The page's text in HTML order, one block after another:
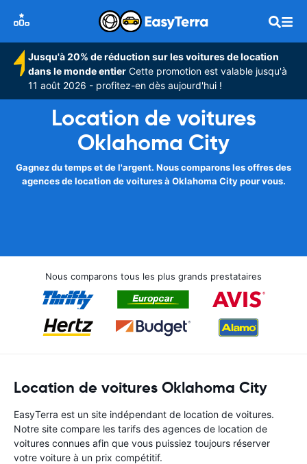
Jusqu'à 20% de réduction sur les voitures de location
dans le monde entier Cette promotion est valable jusqu'à
11 août 2026 - profitez-en dès aujourd'hui !
Location de voitures
Oklahoma City
Gagnez du temps et de l'argent. Nous comparons les offres des
agences de location de voitures à Oklahoma City pour vous.
Nous comparons tous les plus grands prestataires
Location de voitures Oklahoma City
EasyTerra est un site indépendant de location de voitures.
Notre site compare les tarifs des agences de location de
voitures connues afin que vous puissiez toujours réserver
votre voiture à un prix compétitif.